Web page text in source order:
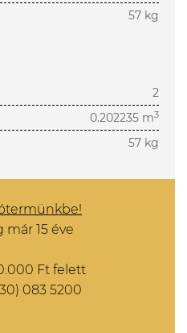
57 kg
2
0.202235 m3
57 kg
15 éve
Ft felett
083 5200